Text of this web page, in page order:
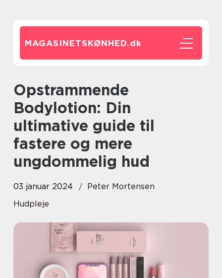
MAGASINETSKØNHED.dk
Opstrammende
Bodylotion: Din
ultimative guide til
fastere og mere
ungdommelig hud
03 januar 2024
Peter Mortensen
Hudpleje